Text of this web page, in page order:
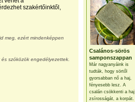
Csalános-sörös
samponszappan
Már nagyanyáink is
tudták, hogy sörtől
gyorsabban nő a haj,
fényesebb lesz. A
csalán csökkenti a haj
zsírosságát, a korpát.
szakértőinktől,
meg, ezért mindenképpen
szóközök engedélyezettek.